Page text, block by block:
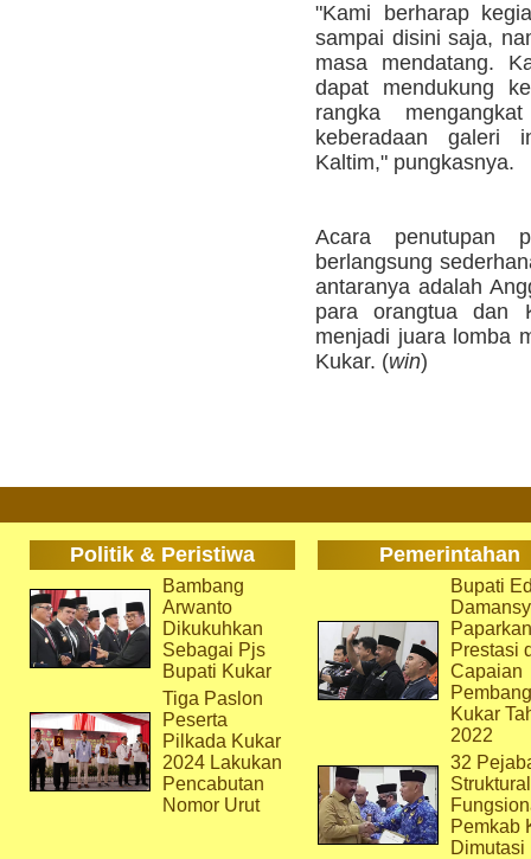
"Kami berharap
sampai disini saja,
masa mendatang.
dapat mendukung
rangka
keberadaan galeri
Kaltim," pungkasnya.
Acara penutupan
berlangsung
antaranya adalah
para orangtua dan
menjadi juara lomba
Kukar. (win)
Politik & Peristiwa Pemerintahan
Bambang
Arwanto
Dikukuhkan
Sebagai Pjs
Bupati Kukar
Tiga Paslon
Peserta
Pilkada Kukar
2024 Lakukan
Pencabutan
Nomor Urut
Bupati
Paparkan
Prestasi
Capaian
Kukar
2022
32
Pemkab
Dimutasi